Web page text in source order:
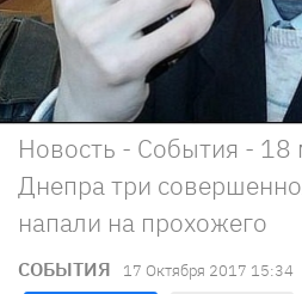
Новость - События - 18
Днепра три
напали на прохожего
СОБЫТИЯ 17 Октября 2017 15:34